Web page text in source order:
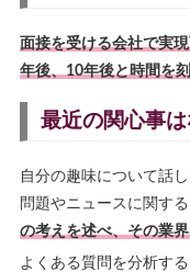
面接を受ける会社で実
年後、10年後と時間を
最近の関心事
自分の趣味について話
問題やニュースに関す
の考えを述べ、その業
よくある質問を分析す